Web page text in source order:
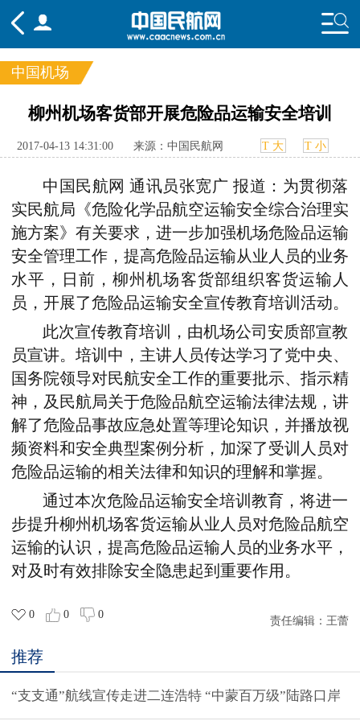
频道
国内 国际
行业
中国机场
柳州机场客货部开展危险品运输安全培训
2017-04-13 14:31:00 来源：中国民航网 T 大 T 小
中国民航网 通讯员张宽广 报道：为贯彻落
实民航局《危险化学品航空运输安全综合治理实
施方案》有关要求，进一步加强机场危险品运输
安全管理工作，提高危险品运输从业人员的业务
水平，日前，柳州机场客货部组织客货运输人
员，开展了危险品运输安全宣传教育培训活动。
此次宣传教育培训，由机场公司安质部宣教
员宣讲。培训中，主讲人员传达学习了党中央、
国务院领导对民航安全工作的重要批示、指示精
神，及民航局关于危险品航空运输法律法规，讲
解了危险品事故应急处置等理论知识，并播放视
频资料和安全典型案例分析，加深了受训人员对
危险品运输的相关法律和知识的理解和掌握。
通过本次危险品运输安全培训教育，将进一
步提升柳州机场客货运输从业人员对危险品航空
运输的认识，提高危险品运输人员的业务水平，
对及时有效排除安全隐患起到重要作用。
0 0 0
责任编辑： 王蕾
推荐
“支支通”航线宣传走进二连浩特 “中蒙百万级”陆路口岸